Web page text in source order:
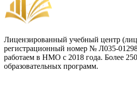
Лицензированный учебный центр
регистрационный номер № Л035-
работаем в НМО с 2018 года. Более
образовательных программ.